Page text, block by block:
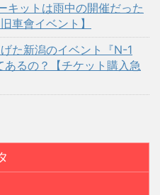
キットは雨中の開催だった
車會イベント】
た新潟のイベント『N-1
るの？【チケット購入急